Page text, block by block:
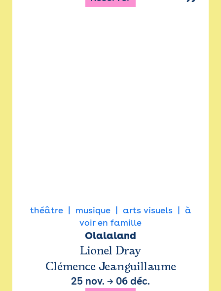
théâtre musique arts visuels
à
voir en famille
Olalaland
Lionel Dray
Clémence Jeanguillaume
25 nov. → 06 déc.